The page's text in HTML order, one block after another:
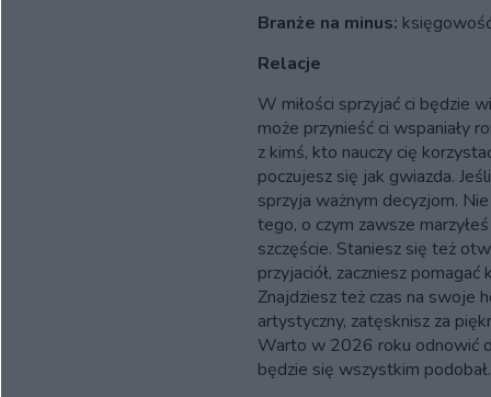
Branże na minus:
Relacje
W miłości sprzyjać ci będzie
może przynieść ci wspaniały
z kimś, kto nauczy cię
poczujesz się jak gwiazda.
sprzyja ważnym decyzjom.
tego, o czym zawsze
szczęście. Staniesz się też
przyjaciół, zaczniesz
Znajdziesz też czas na swoje
artystyczny, zatęsknisz za
Warto w 2026 roku odnowić
będzie się wszystkim podobał.